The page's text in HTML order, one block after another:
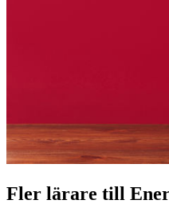
Fler lärare till